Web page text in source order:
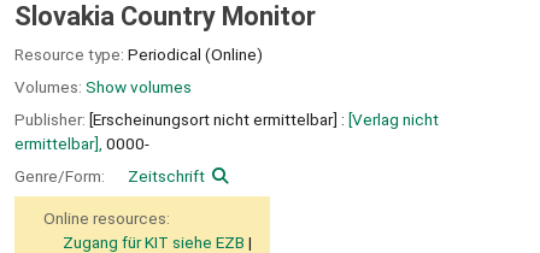
Slovakia Country Monitor
Resource type: Periodical (Online)
Volumes: Show volumes
Publisher: [Erscheinungsort nicht ermittelbar] : [Verlag nicht
ermittelbar], 0000-
Genre/Form:
Zeitschrift
Online resources:
Zugang für KIT siehe EZB